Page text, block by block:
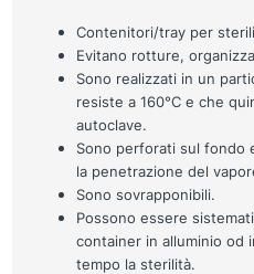
Contenitori/tray per
Evitano rotture,
Sono realizzati in un
resiste a 160°C e che
autoclave.
Sono perforati sul fondo
la penetrazione del
Sono sovrapponibili.
Possono essere
container in alluminio od
tempo la sterilità.